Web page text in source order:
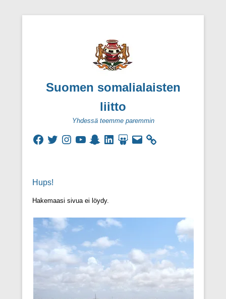
Suomen somalialaisten
liitto
Yhdessä teemme paremmin
FacebookTwitterInstagramYouTubeSnapchatLinkedInSlideShare
Sähköpostiosoite
Hups!
Hakemaasi sivua ei löydy.